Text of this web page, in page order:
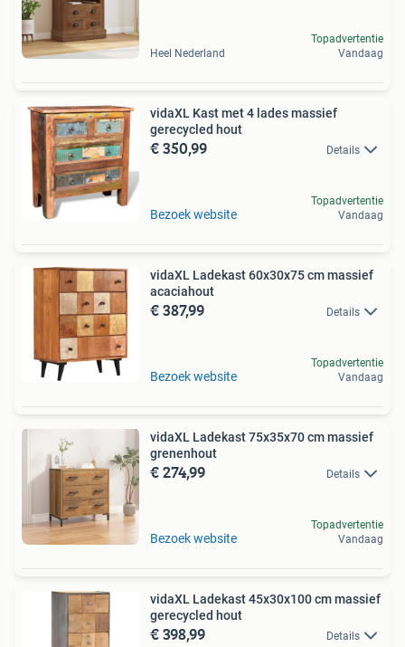
Heel Nederland
Topadvertentie
Vandaag
vidaXL Kast met 4 lades massief
gerecycled hout
€ 350,99 Details
Bezoek website
Topadvertentie
Vandaag
vidaXL Ladekast 60x30x75 cm massief
acaciahout
€ 387,99 Details
Bezoek website
Topadvertentie
Vandaag
vidaXL Ladekast 75x35x70 cm massief
grenenhout
€ 274,99 Details
Bezoek website
Topadvertentie
Vandaag
vidaXL Ladekast 45x30x100 cm massief
gerecycled hout
€ 398,99 Details